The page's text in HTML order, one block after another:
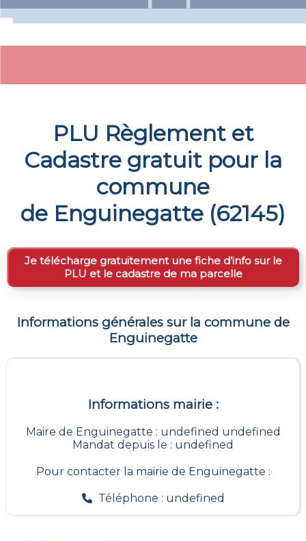
PLU Règlement et
Cadastre gratuit pour la
commune
de Enguinegatte (62145)
Je télécharge gratuitement une fiche d’info sur le
PLU et le cadastre de ma parcelle
Informations générales sur la commune de
Enguinegatte
Informations mairie :
Maire de Enguinegatte : undefined undefined
Mandat depuis le : undefined
Pour contacter la mairie de Enguinegatte :
Téléphone : undefined